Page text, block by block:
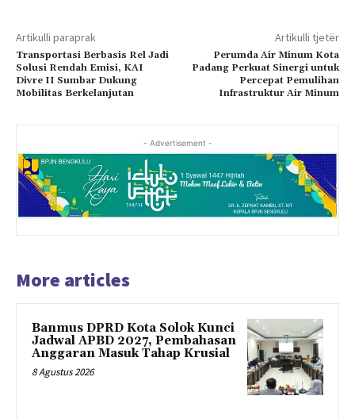
Artikulli paraprak
Transportasi Berbasis Rel Jadi
Solusi Rendah Emisi, KAI
Divre II Sumbar Dukung
Mobilitas Berkelanjutan
Artikulli tjetër
Perumda Air Minum Kota
Padang Perkuat Sinergi untuk
Percepat Pemulihan
Infrastruktur Air Minum
- Advertisement -
More articles
Banmus DPRD Kota Solok Kunci
Jadwal APBD 2027, Pembahasan
Anggaran Masuk Tahap Krusial
8 Agustus 2026